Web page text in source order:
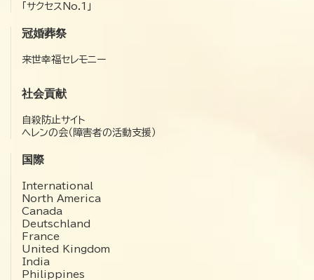
「サクセスNo.1」
冠婚葬祭
来世幸福セレモニー
社会貢献
自殺防止サイト
ヘレンの会（障害者の活動支援）
国際
International
North America
Canada
Deutschland
France
United Kingdom
India
Philippines